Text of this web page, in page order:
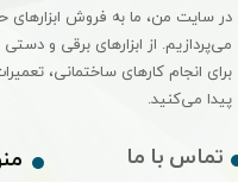
در سایت من، ما به فروش ابزارهای
می‌پردازیم. از ابزارهای برقی و
پیدا می‌کنید.
تماس با ما